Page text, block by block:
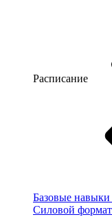
Расписание
Базовые
Силовой